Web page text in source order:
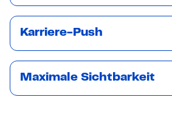
Karriere-Push
Maximale Sichtbarkeit